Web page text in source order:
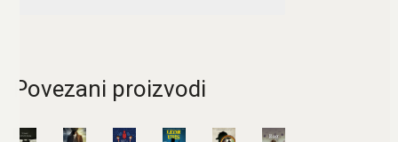
Povezani proizvodi